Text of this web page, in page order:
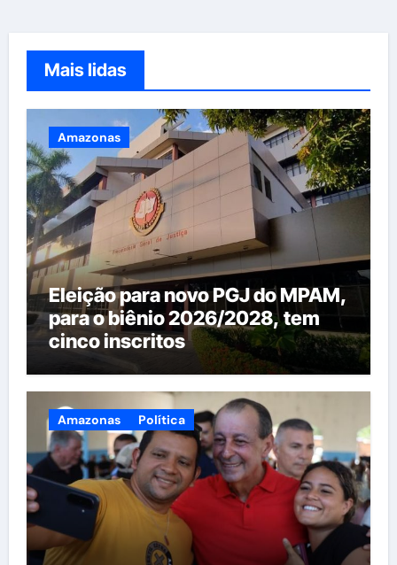
Mais lidas
Amazonas
Eleição para novo PGJ do MPAM,
para o biênio 2026/2028, tem
cinco inscritos
Amazonas Política